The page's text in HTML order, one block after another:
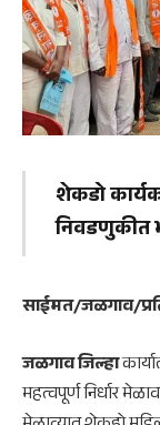
शेकडो
निवडणुकीत
साईमत/जळगाव/
जळगाव जिल्हा
महत्वपूर्ण निर्धार